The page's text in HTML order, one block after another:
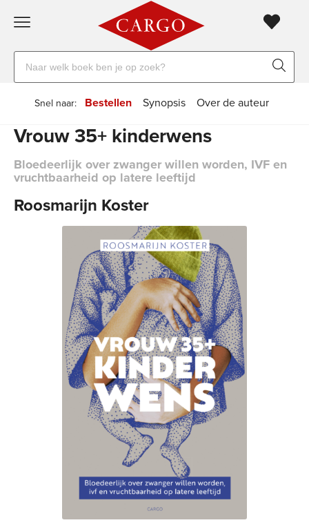
verzending20
besteld,werkdaghuis
Veilig
Gratis
naar
en
Snel naar: Bestellen Synopsis Over de auteur
Vrouw 35+ kinderwens
Bloedeerlijk over zwanger willen worden, IVF en
vruchtbaarheid op latere leeftijd
Roosmarijn Koster